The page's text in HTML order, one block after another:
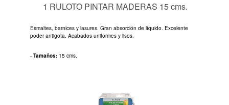
1 RULOTO PINTAR MADERAS 15 cms.
Esmaltes, barnices y lasures. Gran absorción de líquido. Excelente
poder antigota. Acabados uniformes y lisos.
- Tamaños: 15 cms.